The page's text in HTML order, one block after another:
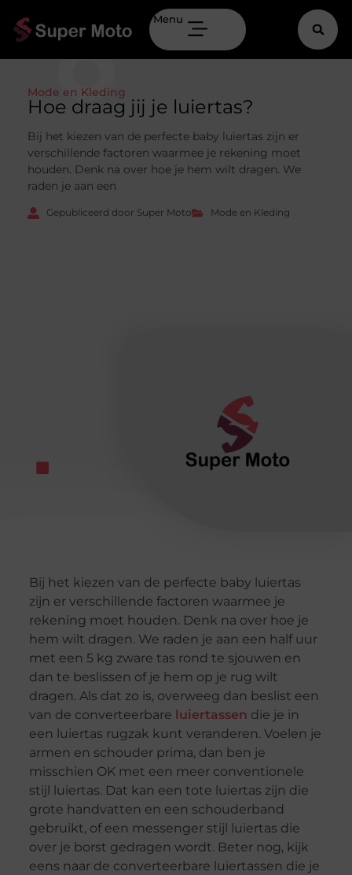
Menu
Mode en Kleding
Hoe draag jij je luiertas?
Bij het kiezen van de perfecte baby luiertas zijn er
verschillende factoren waarmee je rekening moet
houden. Denk na over hoe je hem wilt dragen. We
raden je aan een
Gepubliceerd door Super Moto Mode en Kleding
Bij het kiezen van de perfecte baby luiertas
zijn er verschillende factoren waarmee je
rekening moet houden. Denk na over hoe je
hem wilt dragen. We raden je aan een half uur
met een 5 kg zware tas rond te sjouwen en
dan te beslissen of je hem op je rug wilt
dragen. Als dat zo is, overweeg dan beslist een
van de converteerbare luiertassen die je in
een luiertas rugzak kunt veranderen. Voelen je
armen en schouder prima, dan ben je
misschien OK met een meer conventionele
stijl luiertas. Dat kan een tote luiertas zijn die
grote handvatten en een schouderband
gebruikt, of een messenger stijl luiertas die
over je borst gedragen wordt. Beter nog, kijk
eens naar de converteerbare luiertassen die je